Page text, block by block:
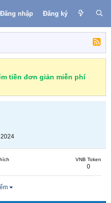
Đăng nhập Đăng ký
tiền đơn giản miễn phí
VNB Token
0